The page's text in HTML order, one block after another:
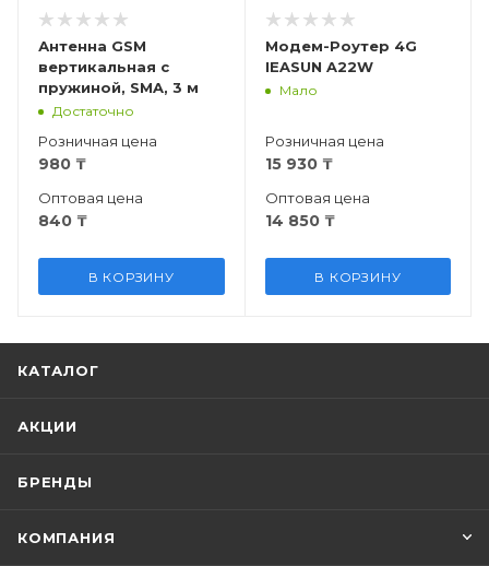
Антенна GSM
вертикальная с
пружиной, SMA, 3 м
Достаточно
Розничная цена
980 ₸
Оптовая цена
840 ₸
В КОРЗИНУ
Модем-Роутер 4G
IEASUN A22W
Мало
Розничная цена
15 930₸
Оптовая цена
14 850₸
В КОРЗИНУ
КАТАЛОГ
АКЦИИ
БРЕНДЫ
КОМПАНИЯ